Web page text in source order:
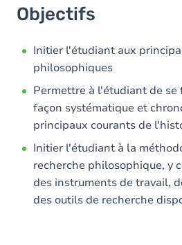
Objectifs
Initier l'étudiant aux
philosophiques
Permettre à l'étudiant de
façon systématique et
principaux courants de
Initier l'étudiant à la
recherche philosophique, y
des instruments de travail,
des outils de recherche